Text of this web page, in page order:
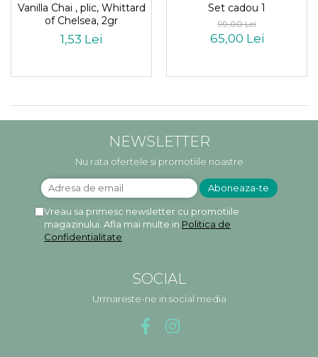
Vanilla Chai , plic, Whittard
of Chelsea, 2gr
1,53 Lei
Set cadou 1
99,00 Lei
65,00 Lei
NEWSLETTER
Nu rata ofertele si promotiile noastre
Vreau sa primesc newsletter cu promotiile
magazinului. Afla mai multe in Politica de
Confidentialitate
SOCIAL
Urmareste-ne in social media